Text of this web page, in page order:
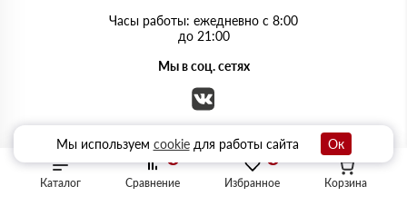
Каталог Избранное
Сравнение Корзина
Часы работы: ежедневно с 8:00
до 21:00
Мы в соц. сетях
Мы используем cookieдля работы сайта Ок